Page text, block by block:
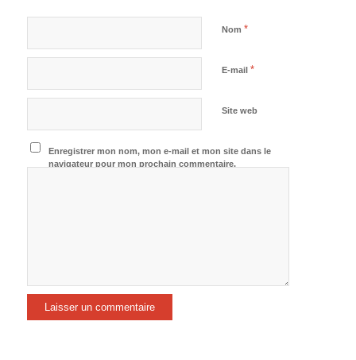
Nom *
E-mail *
Site web
Enregistrer mon nom, mon e-mail et mon site dans le
navigateur pour mon prochain commentaire.